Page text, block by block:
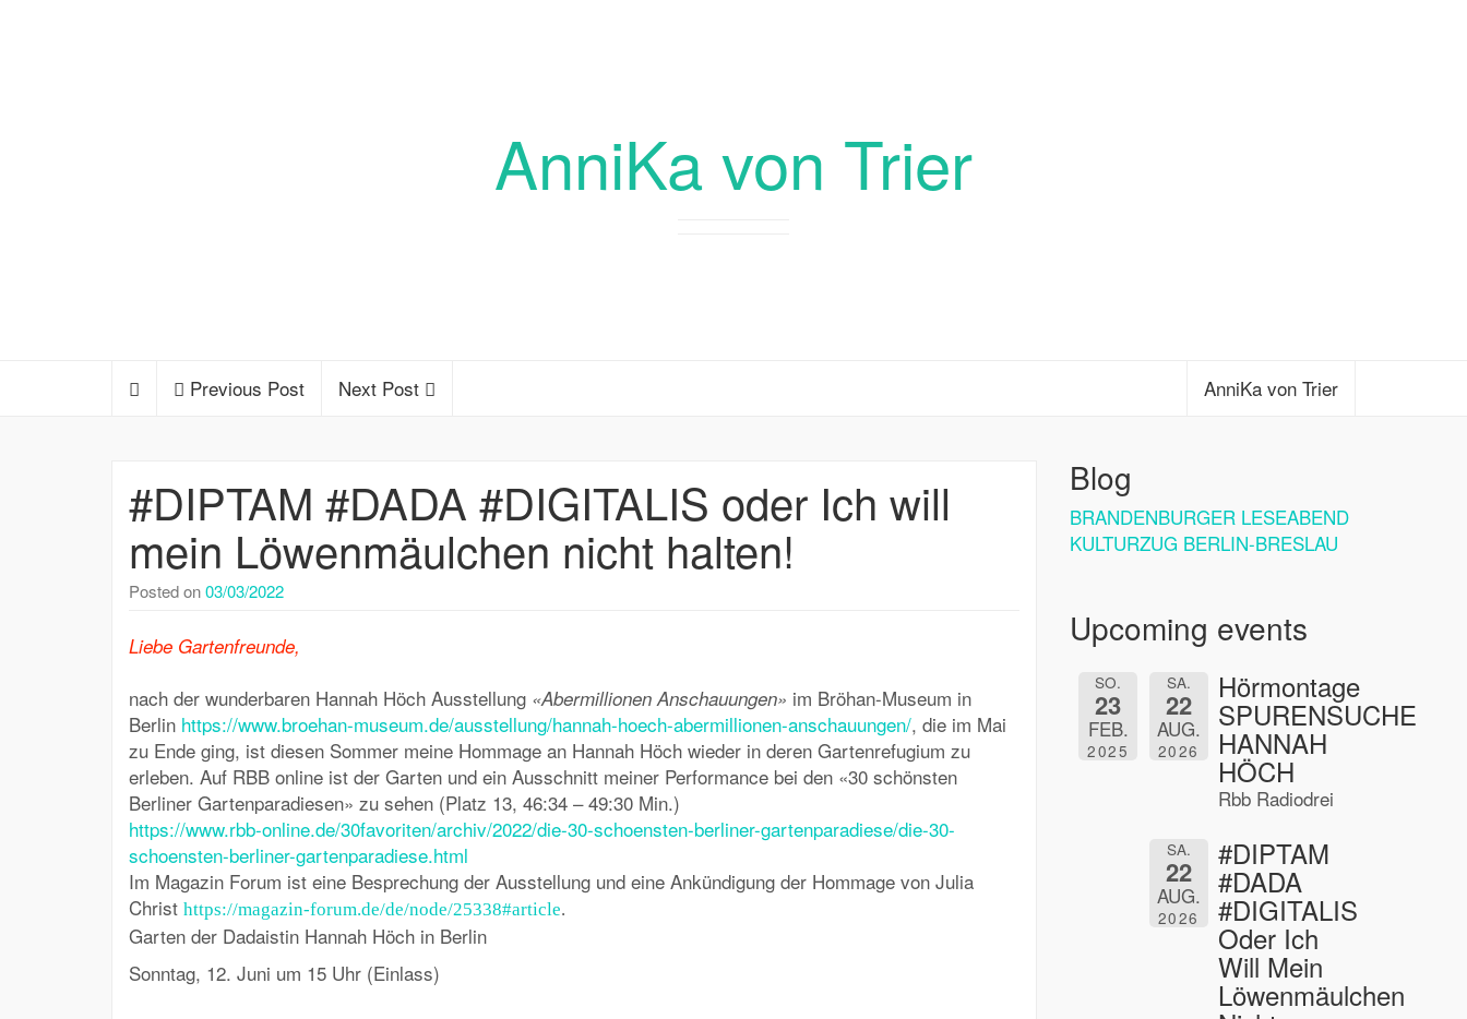
AnniKa von Trier
Previous Post Next Post AnniKa von Trier
#DIPTAM #DADA #DIGITALIS oder Ich will
mein Löwenmäulchen nicht halten!
Posted on03/03/2022
Liebe Gartenfreunde,
nach der wunderbaren Hannah Höch Ausstellung «Abermillionen Anschauungen» im Bröhan-Museum in
Berlin https://www.broehan-museum.de/ausstellung/hannah-hoech-abermillionen-anschauungen/, die im Mai
zu Ende ging, ist diesen Sommer meine Hommage an Hannah Höch wieder in deren Gartenrefugium zu
erleben. Auf RBB online ist der Garten und ein Ausschnitt meiner Performance bei den «30 schönsten
Berliner Gartenparadiesen» zu sehen (Platz 13, 46:34 – 49:30 Min.)
https://www.rbb-online.de/30favoriten/archiv/2022/die-30-schoensten-berliner-gartenparadiese/die-30-
schoensten-berliner-gartenparadiese.html
Im Magazin Forum ist eine Besprechung der Ausstellung und eine Ankündigung der Hommage von Julia
Christ https://magazin-forum.de/de/node/25338#article.
Garten der Dadaistin Hannah Höch in Berlin
Sonntag, 12. Juni um 15 Uhr (Einlass)
Blog
BRANDENBURGER LESEABEND
KULTURZUG BERLIN-BRESLAU
Upcoming events
SO.
23
FEB.
2025
SA.
22
AUG.
2026
Hörmontage
SPURENSUCHE
HANNAH
HÖCH
Rbb Radiodrei
SA.
22
AUG.
2026
#DIPTAM
#DADA
#DIGITALIS
Oder Ich
Will Mein
Löwenmäulchen